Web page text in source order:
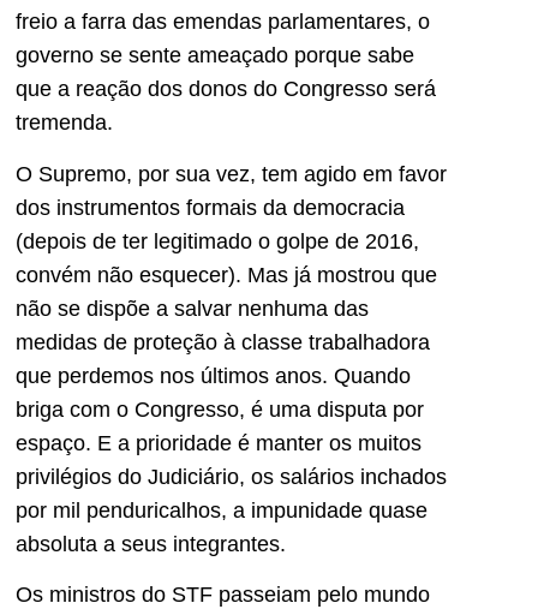
freio a farra das emendas parlamentares, o
governo se sente ameaçado porque sabe
que a reação dos donos do Congresso será
tremenda.
O Supremo, por sua vez, tem agido em favor
dos instrumentos formais da democracia
(depois de ter legitimado o golpe de 2016,
convém não esquecer). Mas já mostrou que
não se dispõe a salvar nenhuma das
medidas de proteção à classe trabalhadora
que perdemos nos últimos anos. Quando
briga com o Congresso, é uma disputa por
espaço. E a prioridade é manter os muitos
privilégios do Judiciário, os salários inchados
por mil penduricalhos, a impunidade quase
absoluta a seus integrantes.
Os ministros do STF passeiam pelo mundo